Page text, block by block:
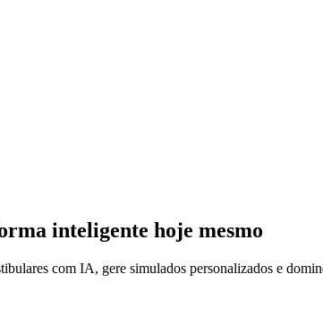
inteligente hoje mesmo
com IA, gere simulados personalizados e